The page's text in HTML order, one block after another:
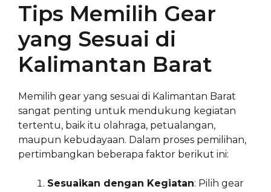
Tips Memilih Gear
yang Sesuai di
Kalimantan Barat
Memilih gear yang sesuai di Kalimantan Barat
sangat penting untuk mendukung kegiatan
tertentu, baik itu olahraga, petualangan,
maupun kebudayaan. Dalam proses pemilihan,
pertimbangkan beberapa faktor berikut ini:
Sesuaikan dengan Kegiatan: Pilih gear